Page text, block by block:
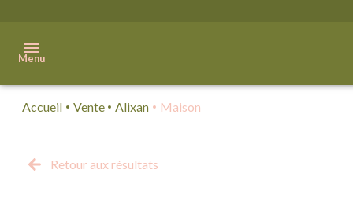
Menu
Acheter
Accueil Vente Alixan Maison
Retour aux résultats